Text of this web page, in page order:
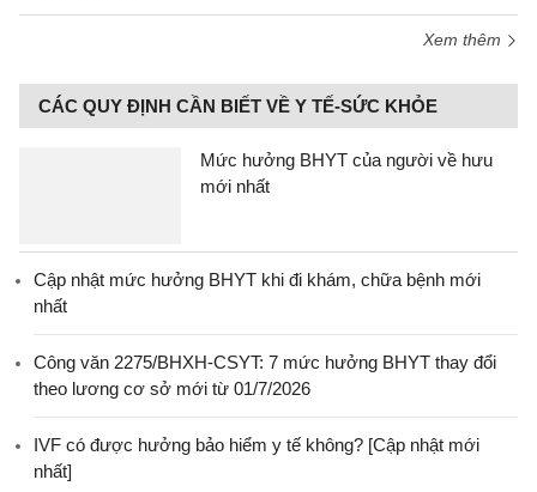
Xem thêm
CÁC QUY ĐỊNH CẦN BIẾT VỀ Y TẾ-SỨC KHỎE
Mức hưởng BHYT của người về hưu
mới nhất
Cập nhật mức hưởng BHYT khi đi khám, chữa bệnh mới
nhất
Công văn 2275/BHXH-CSYT: 7 mức hưởng BHYT thay đổi
theo lương cơ sở mới từ 01/7/2026
IVF có được hưởng bảo hiểm y tế không? [Cập nhật mới
nhất]